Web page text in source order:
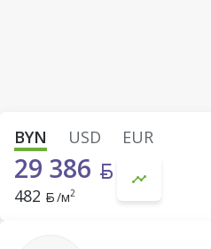
BYN USD EUR
29 386
482 /м2